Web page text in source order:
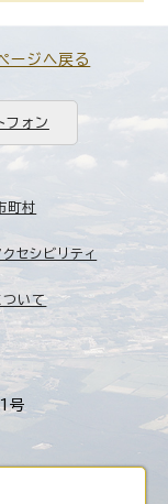
ージへ戻る
フォン
号
町村
クセシビリティ
ついて